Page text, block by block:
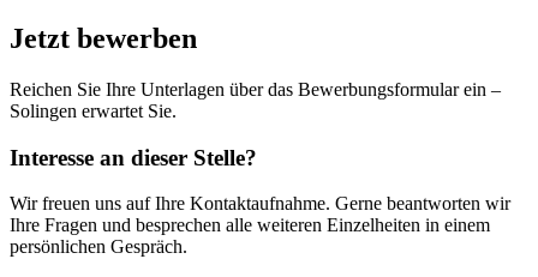
Jetzt bewerben
Reichen Sie Ihre Unterlagen über das Bewerbungsformular ein –
Solingen erwartet Sie.
Interesse an dieser Stelle?
Wir freuen uns auf Ihre Kontaktaufnahme. Gerne beantworten wir
Ihre Fragen und besprechen alle weiteren Einzelheiten in einem
persönlichen Gespräch.